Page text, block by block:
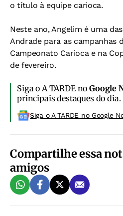
o título à equipe carioca.
Neste ano, Angelim é uma
Andrade para as campanhas
Campeonato Carioca e na
de fevereiro.
Siga o A TARDE noGoogle
principais destaques do dia.
Siga o A TARDE no Google
Compartilhe essa
amigos